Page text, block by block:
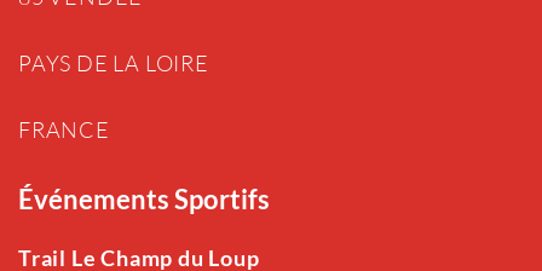
PAYS DE LA LOIRE
FRANCE
Événements Sportifs
Trail Le Champ du Loup